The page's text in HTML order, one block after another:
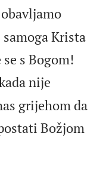
Krista
s Bogom!
nije
grijehom da
Božjom